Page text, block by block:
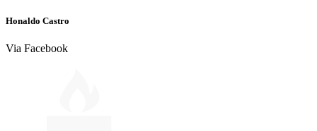
Honaldo Castro
Via Facebook